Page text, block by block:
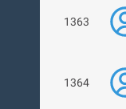
1363
1364